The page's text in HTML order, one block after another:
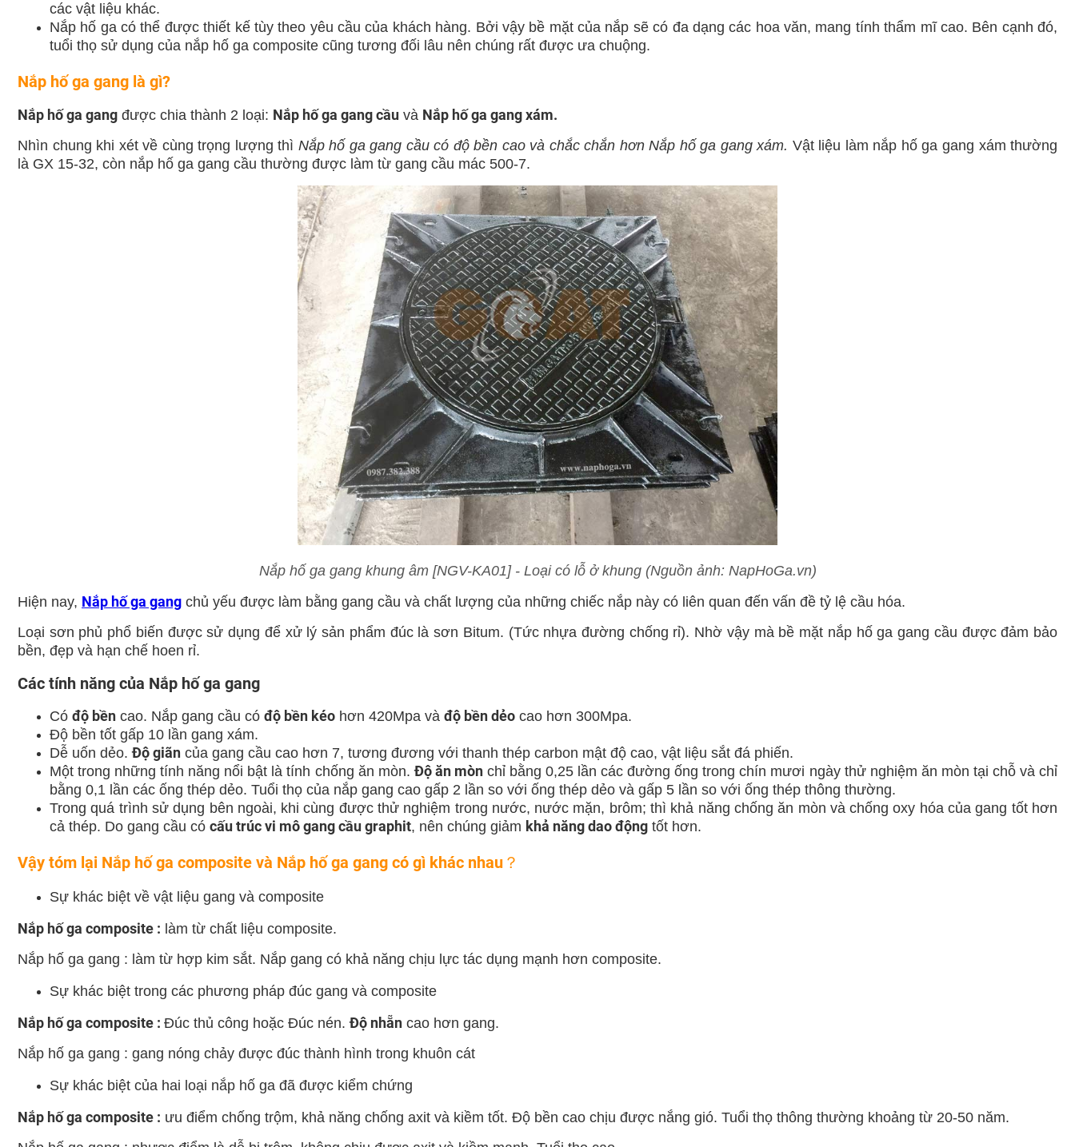
các vật liệu khác.
Nắp hố ga có thể được thiết kế tùy theo yêu cầu của khách hàng. Bởi vậy bề mặt của nắp sẽ có đa dạng các hoa văn, mang tính thẩm mĩ cao. Bên cạnh đó,
tuổi thọ sử dụng của nắp hố ga composite cũng tương đối lâu nên chúng rất được ưa chuộng.
Nắp hố ga gang là gì?
Nắp hố ga gang được chia thành 2 loại: Nắp hố ga gang cầu và Nắp hố ga gang xám.
Nhìn chung khi xét về cùng trọng lượng thì Nắp hố ga gang cầu có độ bền cao và chắc chắn hơn Nắp hố ga gang xám. Vật liệu làm nắp hố ga gang xám thường
là GX 15-32, còn nắp hố ga gang cầu thường được làm từ gang cầu mác 500-7.
Nắp hố ga gang khung âm [NGV-KA01] - Loại có lỗ ở khung (Nguồn ảnh: NapHoGa.vn)
Hiện nay, Nắp hố ga gang chủ yếu được làm bằng gang cầu và chất lượng của những chiếc nắp này có liên quan đến vấn đề tỷ lệ cầu hóa.
Loại sơn phủ phổ biến được sử dụng để xử lýsản phẩm đúclà sơn Bitum. (Tức nhựa đường chống rỉ). Nhờ vậy mà bề mặt nắp hố ga gang cầu được đảm bảo
bền, đẹp và hạn chế hoen rỉ.
Các tính năng của Nắp hố ga gang
Có độ bền cao. Nắp gang cầu có độ bền kéo hơn 420Mpa và độ bền dẻo cao hơn 300Mpa.
Độ bền tốt gấp 10 lần gang xám.
Dễ uốn dẻo.Độ giãn của gang cầu cao hơn 7, tương đương với thanh thép carbon mật độ cao, vật liệu sắt đá phiến.
Một trong những tính năng nổi bật là tính chống ăn mòn.Độ ăn mònchỉ bằng 0,25 lần các đường ống trong chín mươi ngày thử nghiệm ăn mòn tại chỗ và chỉ
bằng 0,1 lần các ống thép dẻo. Tuổi thọ của nắp gang cao gấp 2 lần so với ống thép dẻo và gấp 5 lần so với ống thép thông thường.
Trong quá trình sử dụng bên ngoài, khi cùng được thử nghiệm trong nước, nước mặn, brôm; thì khả năng chống ăn mòn và chống oxy hóa của gang tốt hơn
cả thép. Do gang cầu có cấu trúc vi mô gang cầu graphit, nên chúng giảm khả năng dao động tốt hơn.
Vậy tóm lại Nắp hố ga composite và Nắp hố ga gang có gì khác nhau ？
Sự khác biệt về vật liệu gang và composite
Nắp hố ga composite : làm từ chất liệu composite.
Nắp hố ga gang : làm từ hợp kim sắt. Nắp gang có khả năng chịu lực tác dụng mạnh hơn composite.
Sự khác biệt trong các phương pháp đúc gang và composite
Nắp hố ga composite : Đúc thủ công hoặc Đúc nén.Độ nhẵn cao hơn gang.
Nắp hố ga gang : gang nóng chảy được đúc thành hình trong khuôn cát
Sự khác biệt của hai loại nắp hố ga đã được kiểm chứng
Nắp hố ga composite : ưu điểm chống trộm, khả năng chống axit và kiềm tốt. Độ bền cao chịu được nắng gió. Tuổi thọ thông thường khoảng từ 20-50 năm.